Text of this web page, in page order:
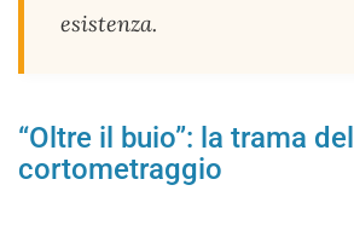
esistenza.
“Oltre il buio”: la trama del
cortometraggio